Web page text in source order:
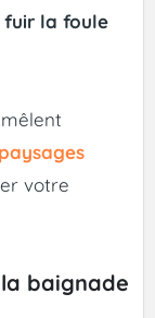
la foule
votre
baignade